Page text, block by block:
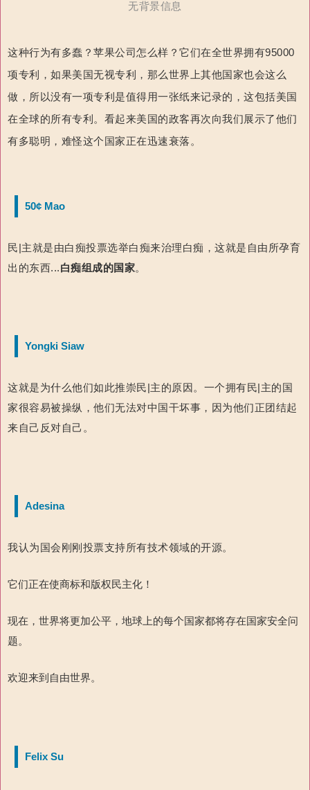
无背景信息
这种行为有多蠢？苹果公司怎么样？它们在全世界拥有95000
项专利，如果美国无视专利，那么世界上其他国家也会这么
做，所以没有一项专利是值得用一张纸来记录的，这包括美国
在全球的所有专利。 看起来美国的政客再次向我们展示了他们
有多聪明，难怪这个国家正在迅速衰落。
50¢ Mao
民|主就是由白痴投票选举白痴来治理白痴，这就是自由所孕育
出的东西...白痴组成的国家。
Yongki Siaw
这就是为什么他们如此推崇民|主的原因。一个拥有民|主的国
家很容易被操纵，他们无法对中国干坏事，因为他们正团结起
来自己反对自己。
Adesina
我认为国会刚刚投票支持所有技术领域的开源。
它们正在使商标和版权民主化！
现在，世界将更加公平，地球上的每个国家都将存在国家安全问
题。
欢迎来到自由世界。
Felix Su